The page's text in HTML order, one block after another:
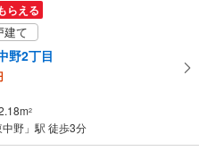
らえる
建て
野2丁目
2
野」駅 徒歩3分